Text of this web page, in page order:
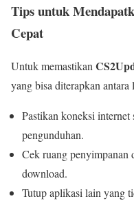
Tips untuk
Cepat
Untuk memastikan
yang bisa diterapkan antara
Pastikan koneksi
pengunduhan.
Cek ruang penyimpanan
download.
Tutup aplikasi lain yang